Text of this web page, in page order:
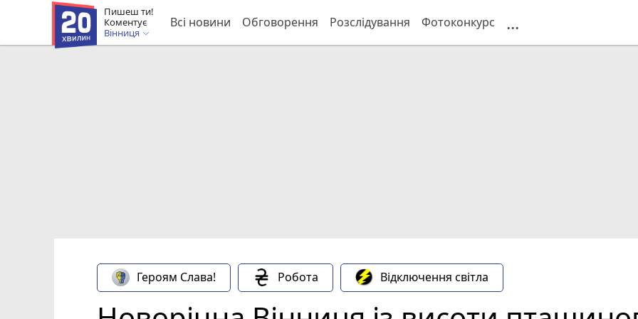
Пишеш ти!
Коментує
Вінниця
Всі новини Обговорення Розслідування Фотоконкурс ...
Героям Слава! Робота Відключення світла